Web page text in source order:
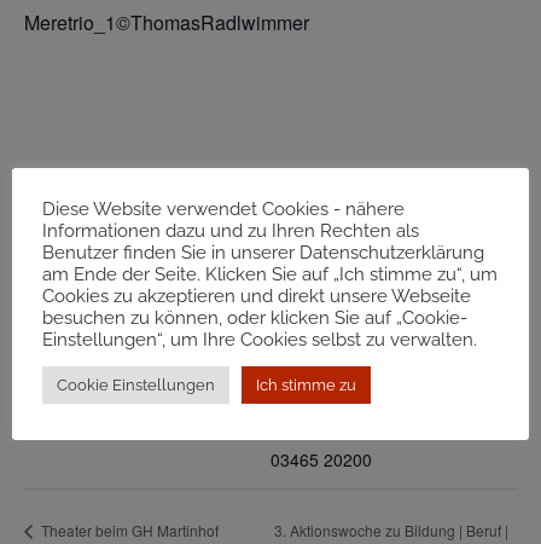
Meretrio_1©ThomasRadlwimmer
Zum Kalender hinzufügen
DETAILS
Datum:
19. November 2022
VERANSTALTUNGSORT
Greith-Haus St. Ulrich
Kopreinigg 90
03465 20200
Theater beim GH Martinhof
3. Aktionswoche zu Bildung | Beruf |
Diese Website verwendet Cookies - nähere
Informationen dazu und zu Ihren Rechten als
Benutzer finden Sie in unserer Datenschutzerklärung
am Ende der Seite. Klicken Sie auf „Ich stimme zu“, um
Cookies zu akzeptieren und direkt unsere Webseite
besuchen zu können, oder klicken Sie auf „Cookie-
Einstellungen“, um Ihre Cookies selbst zu verwalten.
Cookie Einstellungen Ich stimme zu